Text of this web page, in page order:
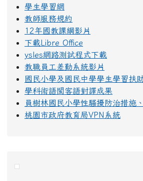
學生學習網
教師服務規約
12年國教課綱影片
下載Libre Office
ysles網路測試程式下載
教職員工差勤系統影片
國民小學及國民中學學生學習扶
學科術語閩客語對譯成果
員樹林國民小學性騷擾防治措施
桃園市政府教育局VPN系統